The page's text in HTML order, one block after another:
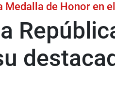
de Honor en